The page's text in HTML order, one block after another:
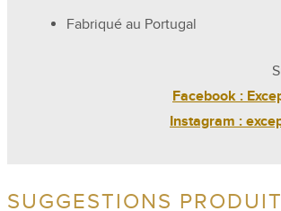
Fabriqué au Portugal
Facebook :
Instagram :
SUGGESTIONS